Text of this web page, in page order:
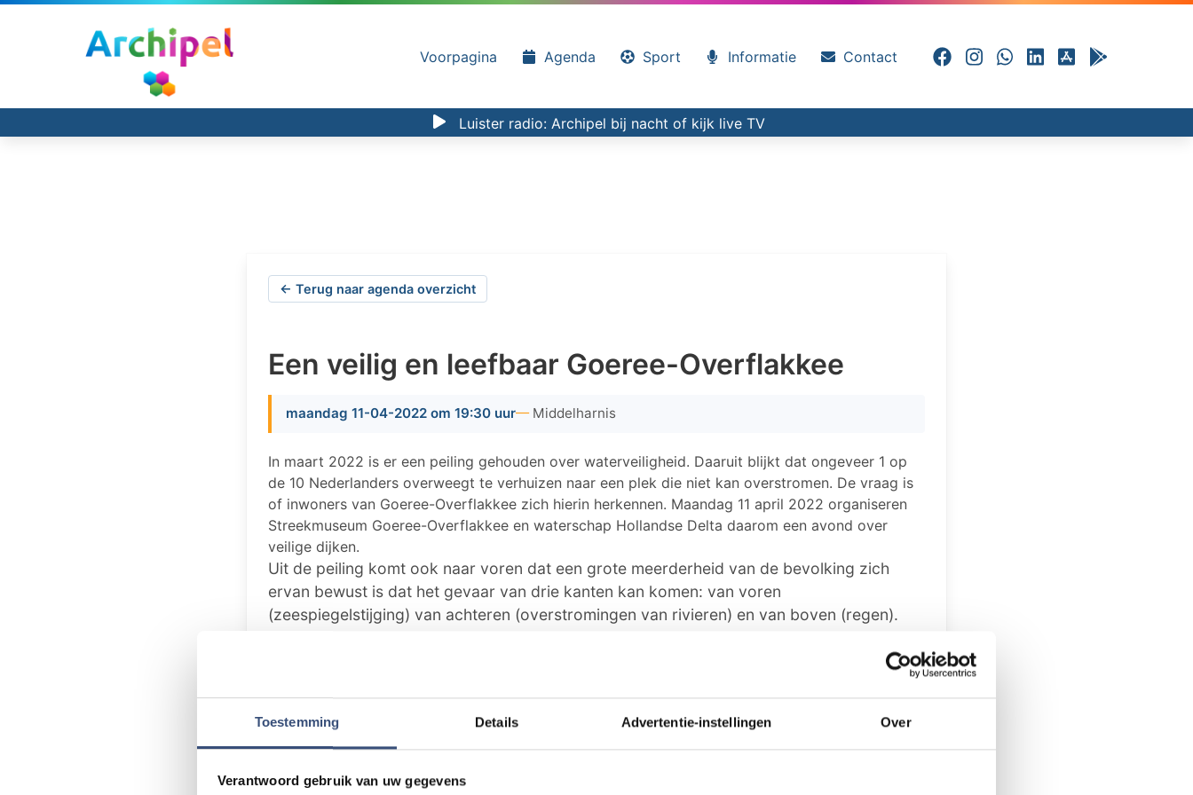
Toestemming Details Advertentie-instellingen Over
Verantwoord gebruik van uw gegevens
Voorpagina Agenda Sport Informatie Contact
Luister radio: Archipel bij nacht of kijk live TV
← Terug naar agenda overzicht
Een veilig en leefbaar Goeree-Overflakkee
maandag 11-04-2022 om 19:30 uur Middelharnis
In maart 2022 is er een peiling gehouden over waterveiligheid. Daaruit blijkt dat ongeveer 1 op
de 10 Nederlanders overweegt te verhuizen naar een plek die niet kan overstromen. De vraag is
of inwoners van Goeree-Overflakkee zich hierin herkennen. Maandag 11 april 2022 organiseren
Streekmuseum Goeree-Overflakkee en waterschap Hollandse Delta daarom een avond over
veilige dijken.
Uit de peiling komt ook naar voren dat een grote meerderheid van de bevolking zich
ervan bewust is dat het gevaar van drie kanten kan komen: van voren
(zeespiegelstijging) van achteren (overstromingen van rivieren) en van boven (regen).
Beleidsadviseur waterkeringen Henri van der Meijden vertelt hoe het waterschap nieuwe
technieken ontwikkelt om de dijken ook in de toekomst veilig te houden.
Maar hevige regenbuien en grote perioden van droogte maken het eiland ook